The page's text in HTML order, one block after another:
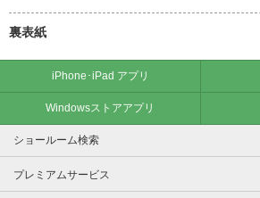
裏表紙
iPhone･iPad アプリ
Windowsストアアプリ
ショールーム検索
プレミアムサービス